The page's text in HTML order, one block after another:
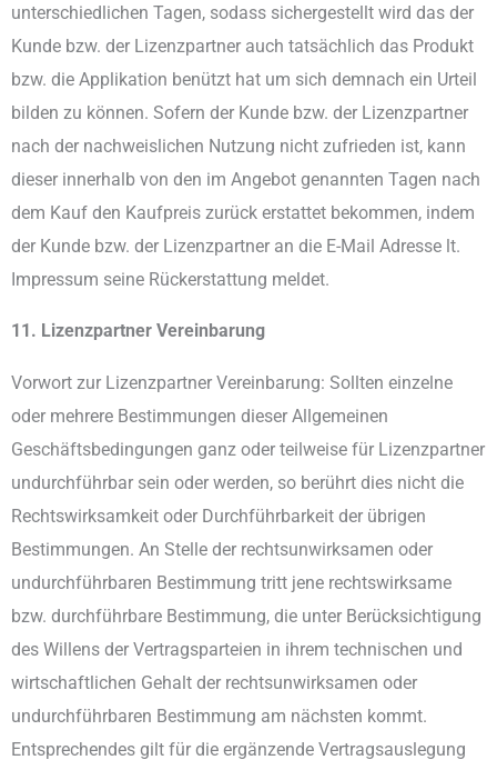
unterschiedlichen Tagen, sodass sichergestellt wird das der
Kunde bzw. der Lizenzpartner auch tatsächlich das Produkt
bzw. die Applikation benützt hat um sich demnach ein Urteil
bilden zu können. Sofern der Kunde bzw. der Lizenzpartner
nach der nachweislichen Nutzung nicht zufrieden ist, kann
dieser innerhalb von den im Angebot genannten Tagen nach
dem Kauf den Kaufpreis zurück erstattet bekommen, indem
der Kunde bzw. der Lizenzpartner an die E-Mail Adresse lt.
Impressum seine Rückerstattung meldet.
11. Lizenzpartner Vereinbarung
Vorwort zur Lizenzpartner Vereinbarung: Sollten einzelne
oder mehrere Bestimmungen dieser Allgemeinen
Geschäftsbedingungen ganz oder teilweise für Lizenzpartner
undurchführbar sein oder werden, so berührt dies nicht die
Rechtswirksamkeit oder Durchführbarkeit der übrigen
Bestimmungen. An Stelle der rechtsunwirksamen oder
undurchführbaren Bestimmung tritt jene rechtswirksame
bzw. durchführbare Bestimmung, die unter Berücksichtigung
des Willens der Vertragsparteien in ihrem technischen und
wirtschaftlichen Gehalt der rechtsunwirksamen oder
undurchführbaren Bestimmung am nächsten kommt.
Entsprechendes gilt für die ergänzende Vertragsauslegung